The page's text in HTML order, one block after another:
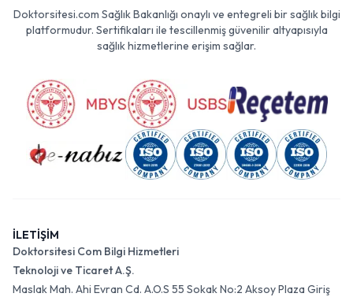
Doktorsitesi.com Sağlık Bakanlığı onaylı ve entegreli bir sağlık bilgi
platformudur. Sertifikaları ile tescillenmiş güvenilir altyapısıyla
sağlık hizmetlerine erişim sağlar.
İLETİŞİM
Doktorsitesi Com Bilgi Hizmetleri
Teknoloji ve Ticaret A.Ş.
Maslak Mah. Ahi Evran Cd. A.O.S 55 Sokak No:2 Aksoy Plaza Giriş